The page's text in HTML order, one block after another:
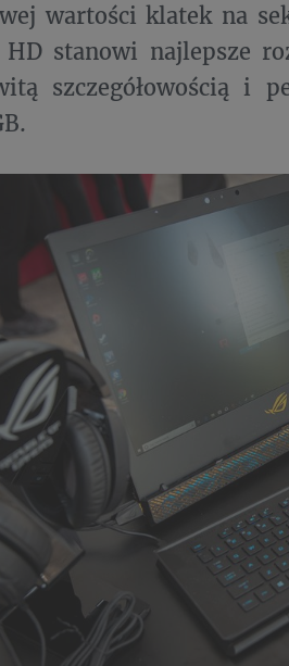
wartości klatek na
stanowi najlepsze
szczegółowością i